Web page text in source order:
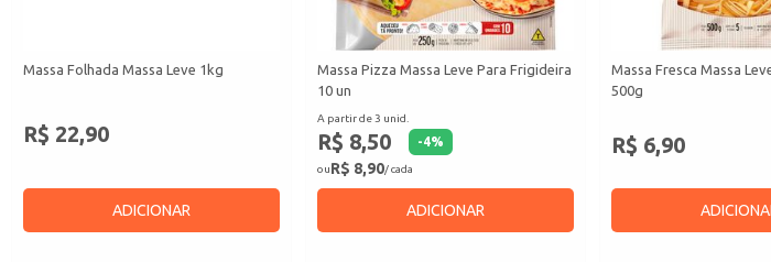
Massa Folhada Massa Leve 1kg
R$ 22,90
ADICIONAR
Massa Pizza Massa Leve Para Frigideira
10 un
A partir de 3 unid.
R$ 8,50 -4%
ouR$ 8,90/ cada
ADICIONAR
Massa Fresca Massa
500g
R$ 6,90